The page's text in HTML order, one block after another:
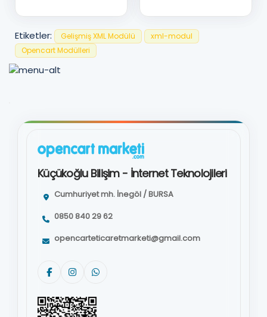
Oc3x-2x-2.3x
OC 3x
Etiketler: Gelişmiş XML Modülü
xml-modul
Opencart Modülleri
Küçükoğlu Bilişim - İnternet Teknolojileri
Cumhuriyet mh. İnegöl / BURSA
0850 840 29 62
opencarteticaretmarketi@gmail.com